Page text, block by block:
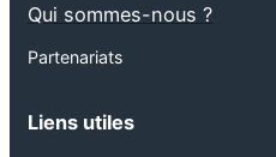
Qui sommes-nous ?
Partenariats
Liens utiles